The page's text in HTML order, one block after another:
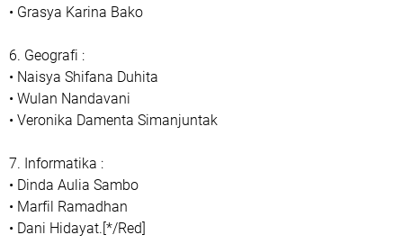
• Grasya Karina Bako
6. Geografi :
• Naisya Shifana Duhita
• Wulan Nandavani
• Veronika Damenta Simanjuntak
7. Informatika :
• Dinda Aulia Sambo
• Marfil Ramadhan
• Dani Hidayat.[*/Red]